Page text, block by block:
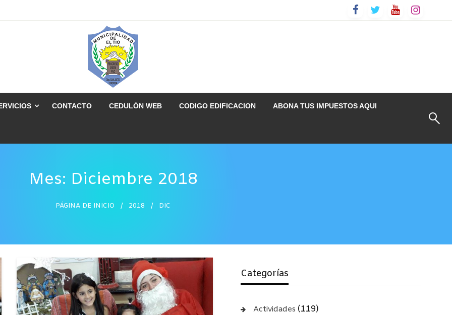
CONTACTO CEDULÓN WEB CODIGO EDIFICACION ABONA TUS IMPUESTOS AQUI
Mes: Diciembre 2018
PÁGINA DE INICIO 2018 DIC
Categorías
Actividades (119)